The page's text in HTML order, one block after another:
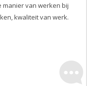
van werken bij
kwaliteit van werk.